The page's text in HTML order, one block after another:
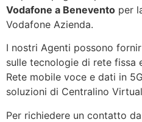
Vodafone a Benevento per
Vodafone Azienda.
I nostri Agenti possono
sulle tecnologie di rete fissa
Rete mobile voce e dati in
soluzioni di Centralino
Per richiedere un contatto